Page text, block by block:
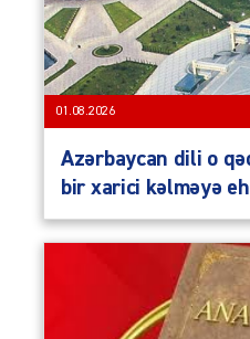
01.08.2026
Azərbaycan dili o
bir xarici kəlməyə